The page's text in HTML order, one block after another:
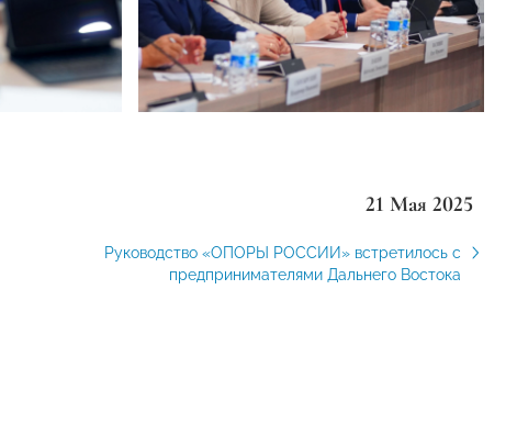
21 Мая 2025
Руководство «ОПОРЫ РОССИИ» встретилось с
предпринимателями Дальнего Востока